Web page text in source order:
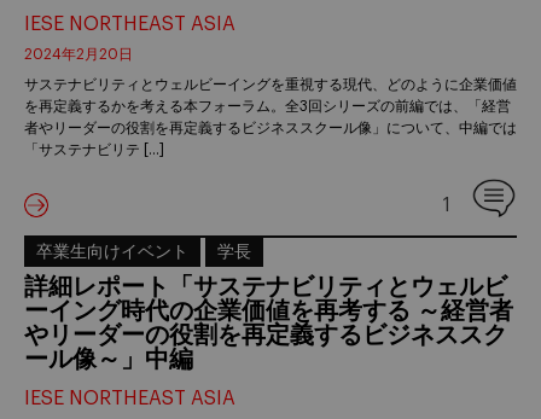
IESE NORTHEAST ASIA
2024年2月20日
サステナビリティとウェルビーイングを重視する現代、どのように企業価値
を再定義するかを考える本フォーラム。全3回シリーズの前編では、「経営
者やリーダーの役割を再定義するビジネススクール像」について、中編では
「サステナビリテ […]
1
卒業生向けイベント 学長
詳細レポート「サステナビリティとウェルビ
ーイング時代の企業価値を再考する ～経営者
やリーダーの役割を再定義するビジネススク
ール像～」中編
IESE NORTHEAST ASIA